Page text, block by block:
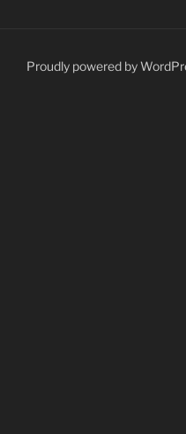
Proudly powered by